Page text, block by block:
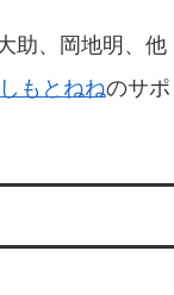
助、岡地明、他
もとねねのサポ